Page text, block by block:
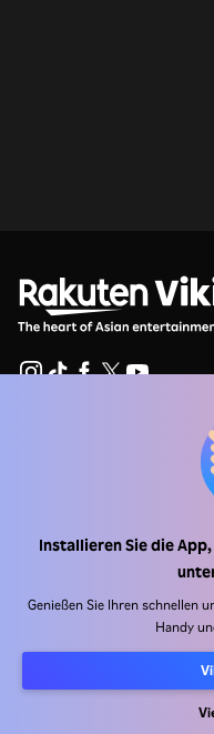
Installieren Sie die
Genießen Sie Ihren schnellen
Handy
Arbeiten Sie mit uns zusammen
Vertriebspartner
Pressezentrum
Datenschutzrichtlinie